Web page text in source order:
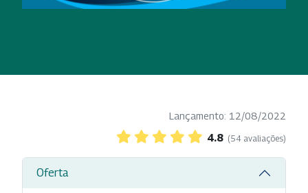
Lançamento: 12/08/2022
4.8 (54 avaliações)
Oferta